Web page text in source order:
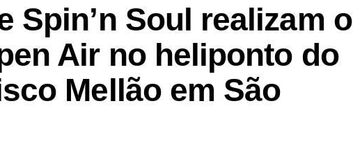
Spin’n Soul realizam o
Air no heliponto do
Mellão em São